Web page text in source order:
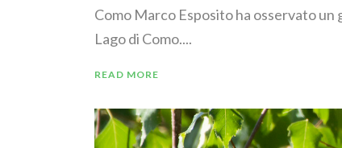
Como Marco Esposito ha osservato un
Lago di Como....
READ MORE